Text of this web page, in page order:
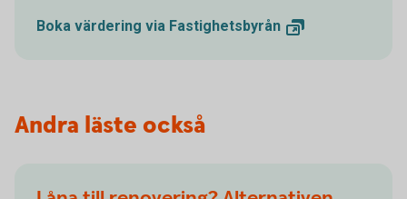
Boka värdering via Fastighetsbyrån
Andra läste också